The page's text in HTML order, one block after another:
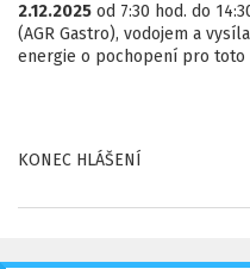
2.12.2025 od 7:30 hod. do
(AGR Gastro), vodojem a
energie o pochopení pro toto
KONEC HLÁŠENÍ